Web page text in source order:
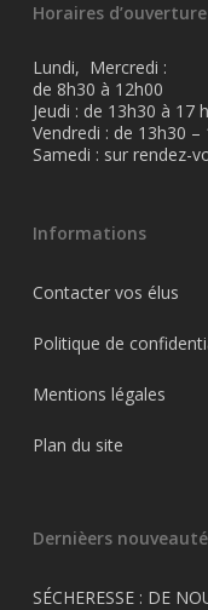
Horaires d’ouverture
Lundi, Mercredi :
de 8h30 à 12h00
Jeudi : de 13h30 à 17
Vendredi : de 13h30 –
Samedi : sur rendez-
Informations
Contacter vos élus
Politique de
Mentions légales
Plan du site
Dernièers
SÉCHERESSE : DE